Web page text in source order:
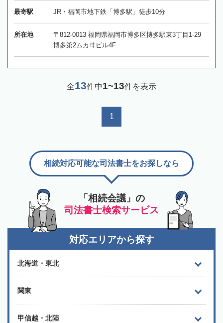
最寄駅 JR・福岡市地下鉄「博多駅」徒歩10分
所在地
〒812-0013 福岡県福岡市博多区博多駅東3丁目1-29
博多第2ムカヰビル4F
全13件中1~13件を表示
1
「相続会議」の
司法書士検索サービス
相続対応可能な司法書士をお探しなら
対応エリアから探す
北海道・東北
関東
甲信越・北陸